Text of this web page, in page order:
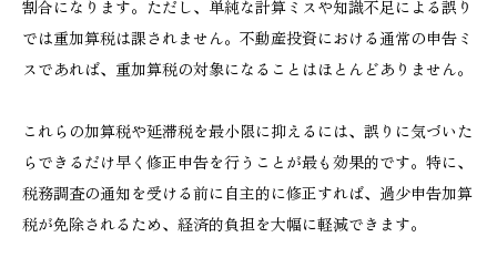
割合になります。ただし、単純な計算ミスや知識不足による誤り
では重加算税は課されません。不動産投資における通常の申告ミ
スであれば、重加算税の対象になることはほとんどありません。
これらの加算税や延滞税を最小限に抑えるには、誤りに気づいた
らできるだけ早く修正申告を行うことが最も効果的です。特に、
税務調査の通知を受ける前に自主的に修正すれば、過少申告加算
税が免除されるため、経済的負担を大幅に軽減できます。